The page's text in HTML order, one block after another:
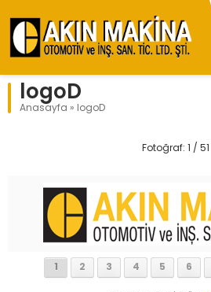
logoD
Anasayfa » logoD
Fotoğraf: 1 / 51
1 2 3 4 5 6